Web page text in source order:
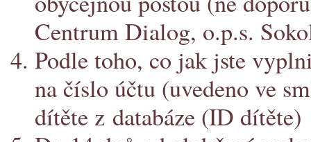
Centrum Dialog, o.p.s.
Podle toho, co jak jste
na číslo účtu (uvedeno ve
dítěte z databáze (ID